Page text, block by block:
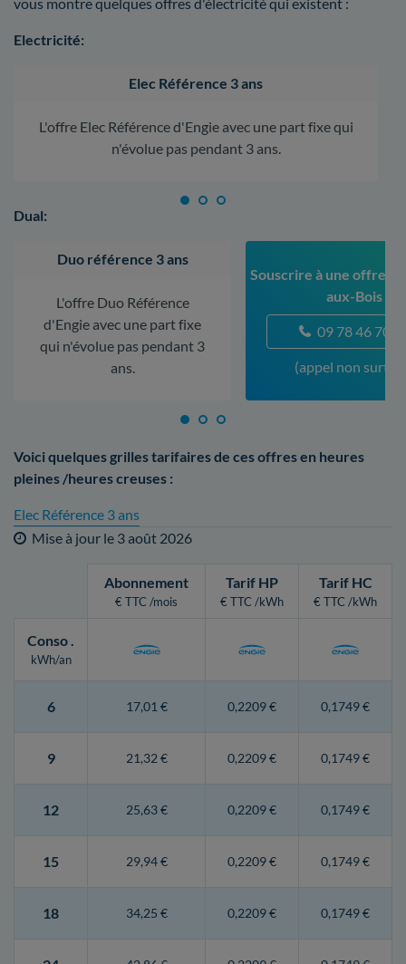
Electricité:
Elec Référence 3 ans
L'offre Elec Référence d'Engie avec une part fixe qui
n'évolue pas pendant 3 ans.
Dual:
Duo référence 3 ans
L'offre Duo Référence
d'Engie avec une part fixe
qui n'évolue pas pendant 3
ans.
Souscrire à une offre à
aux-Bois
09 78 46 70
(appel non
Voici quelques grilles tarifaires de ces offres en heures
pleines /heures creuses :
Elec Référence 3 ans
Mise à jour le 3 août 2026
Abonnement
€ TTC /mois
Tarif HP
€ TTC /kWh
Tarif HC
€ TTC /kWh
Conso.
kWh/an
6 17,01 € 0,2209 € 0,1749 €
9 21,32 € 0,2209 € 0,1749 €
12 25,63 € 0,2209 € 0,1749 €
15 29,94 € 0,2209 € 0,1749 €
18 34,25 € 0,2209 € 0,1749 €